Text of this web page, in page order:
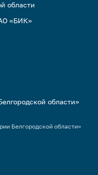
области
«БИК»
области»
Белгородской области»